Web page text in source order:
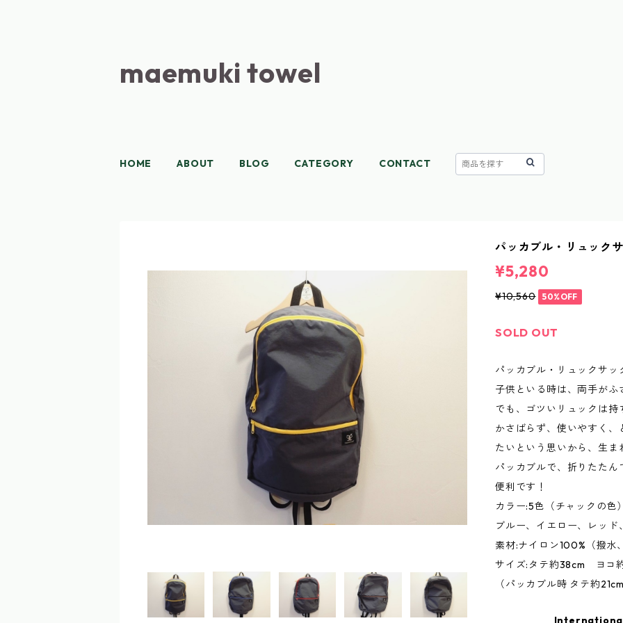
maemuki towel
HOME ABOUT BLOG CATEGORY CONTACT
パッカブル・リュック
¥5,280
¥10,560 50%OFF
SOLD OUT
パッカブル・リュックサッ
子供といる時は、両手が
でも、ゴツいリュックは持
かさばらず、使いやすく
たいという思いから、生
パッカブルで、折りたた
便利です！
カラー:5色（チャックの色
ブルー、イエロー、レッ
素材:ナイロン100%（撥水
サイズ:タテ約38cm ヨコ
（パッカブル時 タテ約